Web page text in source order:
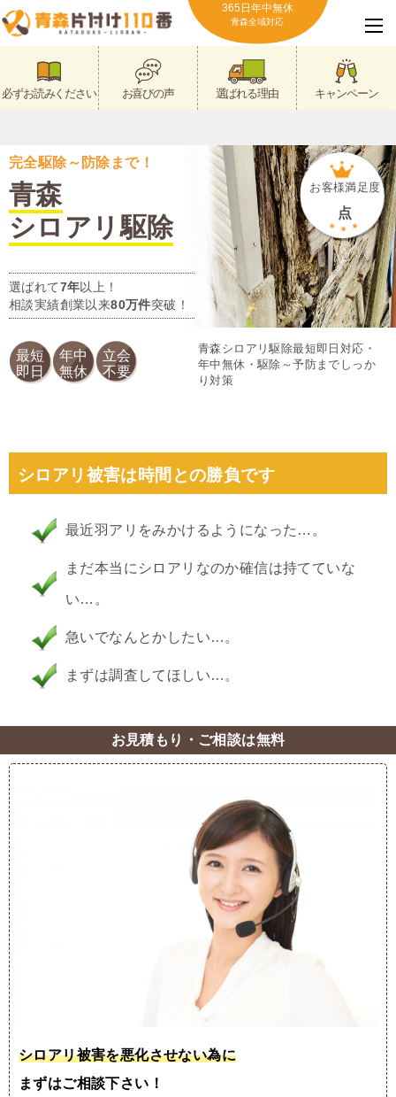
365日年中無休
青森全域対応
必ずお読みください お喜びの声 選ばれる理由 キャンペーン
完全駆除～防除まで！
青森
シロアリ駆除
選ばれて7年以上！
相談実績創業以来80万件突破！
お客様満足度
点
最短
即日
年中
無休
立会
不要
青森シロアリ駆除最短即日対応・
年中無休・駆除～予防までしっか
り対策
シロアリ被害は時間との勝負です
最近羽アリをみかけるようになった…。
まだ本当にシロアリなのか確信は持てていな
い…。
急いでなんとかしたい…。
まずは調査してほしい…。
お見積もり・ご相談は無料
シロアリ被害を悪化させない為に
まずはご相談下さい！